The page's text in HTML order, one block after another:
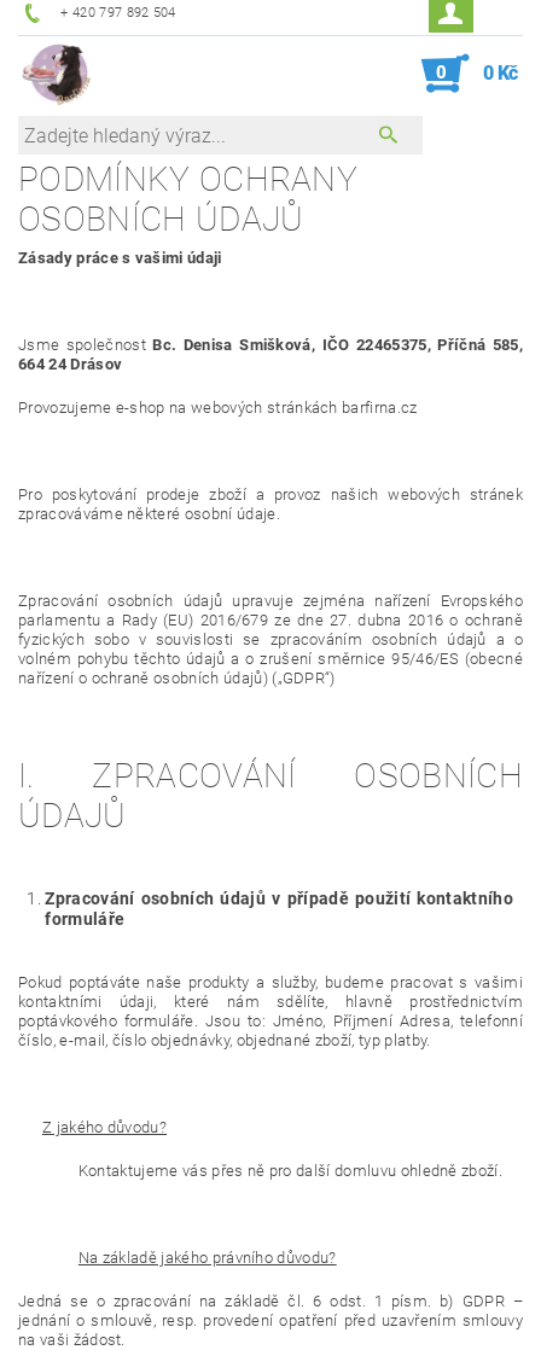
+ 420 797 892 504
0 0 Kč
PODMÍNKY OCHRANY
OSOBNÍCH ÚDAJŮ
Zásady práce s vašimi údaji
Jsme společnostBc. Denisa Smišková, IČO 22465375,Příčná 585,
664 24 Drásov
Provozujeme e-shop na webových stránkách barfirna.cz
Pro poskytování prodeje zboží a provoz našich webových stránek
zpracováváme některé osobní údaje.
Zpracování osobních údajů upravuje zejména nařízení Evropského
parlamentu a Rady (EU) 2016/679 ze dne 27. dubna 2016 o ochraně
fyzických sobo v souvislosti se zpracováním osobních údajů a o
volném pohybu těchto údajů a o zrušení směrnice 95/46/ES (obecné
nařízení o ochraně osobních údajů) („GDPR“)
I. ZPRACOVÁNÍ OSOBNÍCH
ÚDAJŮ
Zpracování osobních údajů v případě použití kontaktního
formuláře
Pokud poptáváte naše produkty a služby, budeme pracovat s vašimi
kontaktními údaji, které nám sdělíte, hlavně prostřednictvím
poptávkového formuláře. Jsou to: Jméno, Příjmení Adresa, telefonní
číslo, e-mail, číslo objednávky, objednané zboží, typ platby.
Z jakého důvodu?
Kontaktujeme vás přes ně pro další domluvu ohledně zboží.
Na základě jakého právního důvodu?
Jedná se o zpracování na základě čl. 6 odst. 1 písm. b) GDPR –
jednání o smlouvě, resp. provedení opatření před uzavřením smlouvy
na vaši žádost.